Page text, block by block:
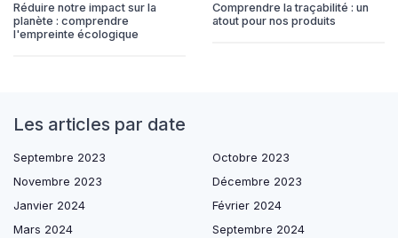
Réduire notre impact sur la
planète : comprendre
l'empreinte écologique
Comprendre la traçabilité : un
atout pour nos produits
Les articles par date
Septembre 2023
Octobre 2023
Novembre 2023
Décembre 2023
Janvier 2024
Février 2024
Mars 2024
Septembre 2024